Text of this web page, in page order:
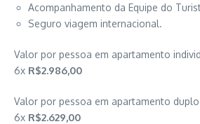
Acompanhamento da Equipe do
Seguro viagem internacional.
Valor por pessoa em apartamento
6x R$2.986,00
Valor por pessoa em apartamento
6x R$2.629,00